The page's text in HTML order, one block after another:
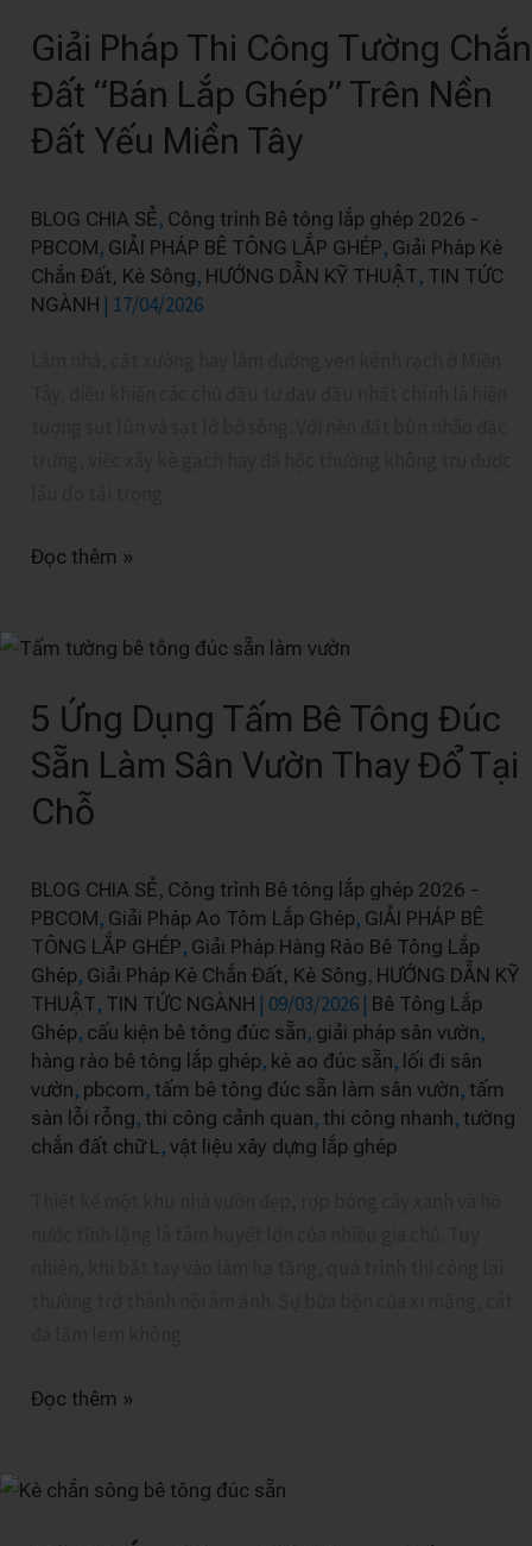
Giải Pháp Thi Công Tường Chắn
Đất “Bán Lắp Ghép” Trên Nền
Đất Yếu Miền Tây
BLOG CHIA SẺ, Công trình Bê tông lắp ghép 2026 -
PBCOM, GIẢI PHÁP BÊ TÔNG LẮP GHÉP, Giải Pháp Kè
Chắn Đất, Kè Sông, HƯỚNG DẪN KỸ THUẬT, TIN TỨC
NGÀNH | 17/04/2026
Công
Tường
Chắn
Đất
Lắp
Ghép”
Trên
Nền
Đọc thêm »
5 Ứng Dụng Tấm Bê Tông Đúc
Sẵn Làm Sân Vườn Thay Đổ Tại
Chỗ
BLOG CHIA SẺ, Công trình Bê tông lắp ghép 2026 -
PBCOM, Giải Pháp Ao Tôm Lắp Ghép, GIẢI PHÁP BÊ
TÔNG LẮP GHÉP, Giải Pháp Hàng Rào Bê Tông Lắp
Ghép, Giải Pháp Kè Chắn Đất, Kè Sông, HƯỚNG DẪN KỸ
THUẬT, TIN TỨC NGÀNH | 09/03/2026 | Bê Tông Lắp
Ghép, cấu kiện bê tông đúc sẵn, giải pháp sân vườn,
hàng rào bê tông lắp ghép, kè ao đúc sẵn, lối đi sân
vườn, pbcom , tấm bê tông đúc sẵn làm sân vườn, tấm
sàn lỗi rỗng, thi công cảnh quan, thi công nhanh, tường
chắn đất chữ L , vật liệu xây dựng lắp ghép
5
Dụng
Tấm
Bê
Tông
Sẵn
Làm
Sân
Vườn
Thay
Đổ
Tại
Chỗ
Đọc thêm »
Kè